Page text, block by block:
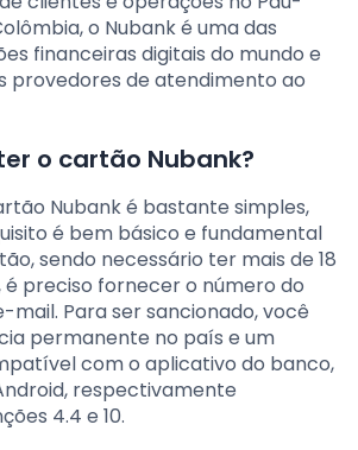
o Nubank é uma das
financeiras digitais do mundo e
provedores de atendimento ao
o cartão Nubank?
Nubank é bastante simples,
é bem básico e fundamental
sendo necessário ter mais de 18
é preciso fornecer o número do
mail. Para ser sancionado, você
permanente no país e um
com o aplicativo do banco,
respectivamente
4.4 e 10.